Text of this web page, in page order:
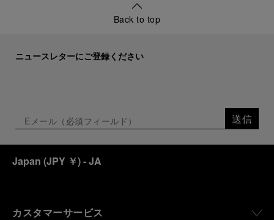
Back to top
ニュースレターにご登録ください
送信
Japan (JPY ￥)- JA
カスタマーサービス